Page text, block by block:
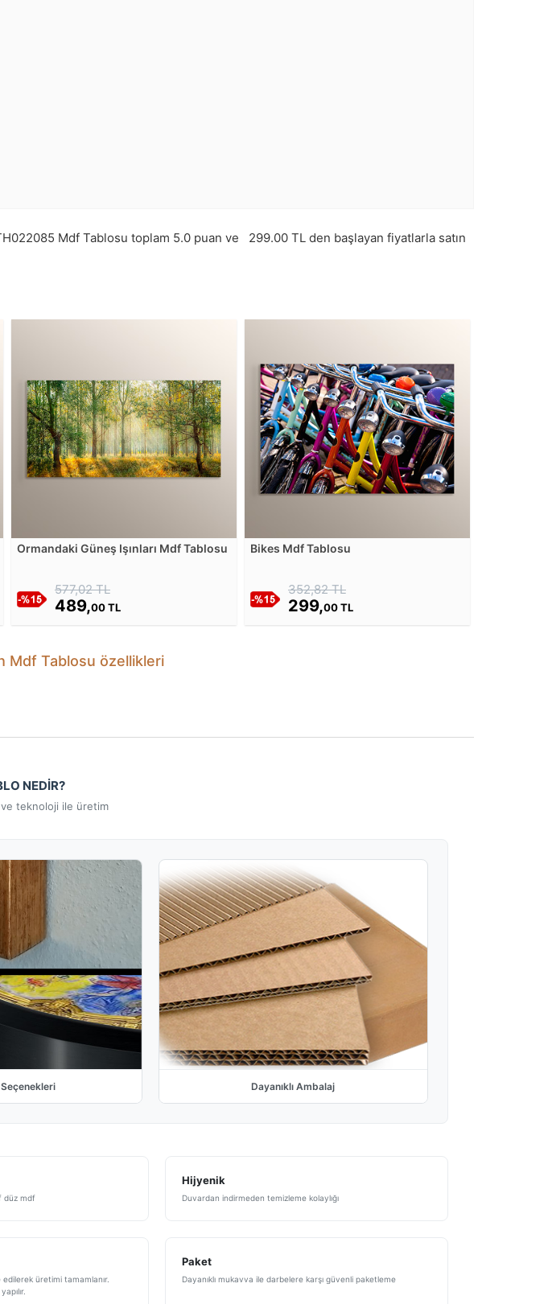
Mdf Tablosu toplam 5.0 puan ve 299.00 TL den başlayan fiyatlarla satın
Ormandaki Güneş Işınları Mdf Tablosu
577,02 TL
489,00 TL
Bikes Mdf Tablosu
352,82 TL
299,00 TL
Mdf Tablosu özellikleri
NEDİR?
teknoloji ile üretim
Dayanıklı Ambalaj
düz mdf
Hijyenik
Duvardan indirmeden temizleme kolaylığı
üretimi tamamlanır.
Paket
Dayanıklı mukavva ile darbelere karşı güvenli paketleme